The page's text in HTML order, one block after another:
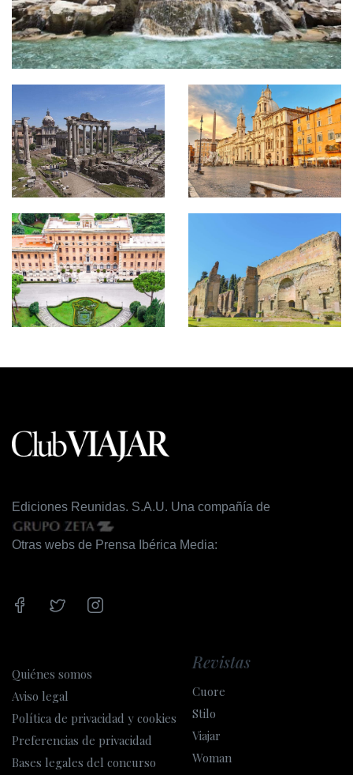
Ediciones Reunidas. S.A.U. Una compañía de
Otras webs de Prensa Ibérica Media:
Quiénes somos
Aviso legal
Política de privacidad y cookies
Preferencias de privacidad
Bases legales del concurso
Revistas
Cuore
Stilo
Viajar
Woman